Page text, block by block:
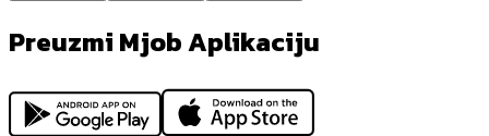
Preuzmi Mjob Aplikaciju